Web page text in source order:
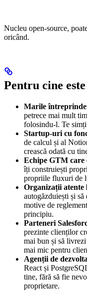
Nucleu open-source,
oricând.
Pentru cine
Marile
petrece mai mult
folosindu-l. Te
Startup-uri cu
de calcul și al
crească odată cu
Echipe GTM care
îți construiești
propriile fluxuri de
Organizații atente
autogăzduiești și
motive de
principiu.
Parteneri
prezinte clienților
mai bun și să
mai mic pentru
Agenții de
React și
tine, fără să fie
proprietare.